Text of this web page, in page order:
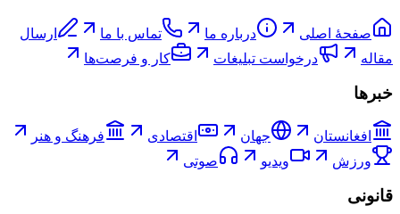
صفحۀ اصلی درباره ما تماس با ما
ارسال
مقاله
درخواست تبلیغات کار و فرصت‌ها
خبرها
افغانستان جهان اقتصادی
فرهنگ و هنر
ورزش
ویدیو صوتی
قانونی